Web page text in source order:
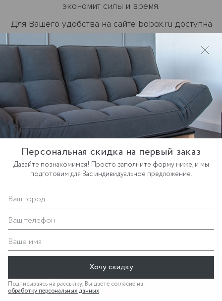
экономит силы и время.
Для Вашего удобства на сайте bobox.ru доступна
Выберите товар на сайте, а затем запросите у
онлайн менеджера ссылку на оплату частями
в Сплит.
Заплатите четверть цены и сразу заберите
Остальные части спишутся позже —
по комфортному графику.
Персональная консультация по what`s app/ viber /
Персональная скидка на первый заказ
Давайте познакомимся! Просто заполните форму ниже, и мы
подготовим для Вас индивидуальное предложение.
Ваш город
Ваш телефон
Ваше имя
Хочу скидку
Подписываясь на рассылку, Вы даете согласие на
обработку персональных данных